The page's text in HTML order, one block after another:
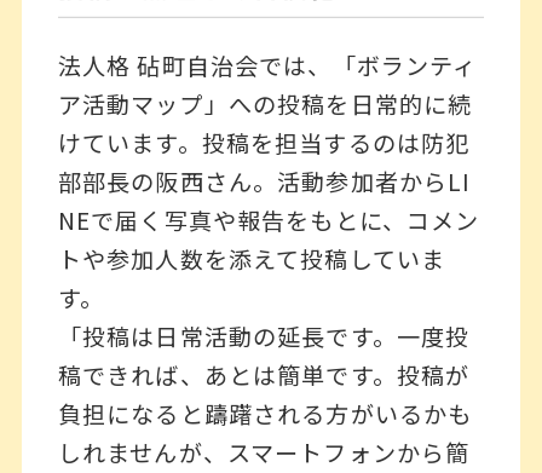
法人格 砧町自治会では、「ボランティ
ア活動マップ」への投稿を日常的に続
けています。投稿を担当するのは防犯
部部長の阪西さん。活動参加者からLI
NEで届く写真や報告をもとに、コメン
トや参加人数を添えて投稿していま
す。
「投稿は日常活動の延長です。一度投
稿できれば、あとは簡単です。投稿が
負担になると躊躇される方がいるかも
しれませんが、スマートフォンから簡